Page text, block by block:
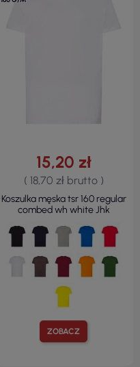
ZOBACZ
15,20 zł
( 18,70 zł brutto )
Koszulka męska tsr 160 regular
combed wh white Jhk